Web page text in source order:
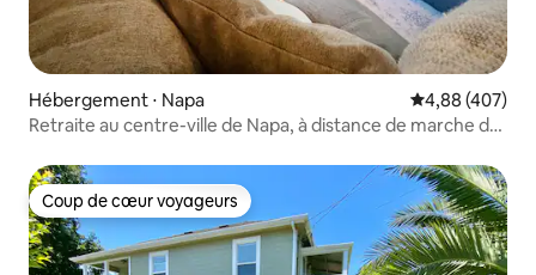
Hébergement ⋅ Napa Évaluation
4,88 (407)
Retraite au centre-ville de Napa, à distance de marche de
Coup de cœur voyageurs
Coup de cœur voyageurs